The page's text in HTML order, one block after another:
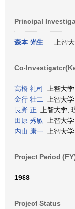
Principal
森本 光生 上智
Co-
高橋 礼司
上智大
金行 壮二
上智大
長野 正 上智大学,
田原 秀敏 上智大
内山 康一 上智大
Project Period (FY)
1988
Project Status